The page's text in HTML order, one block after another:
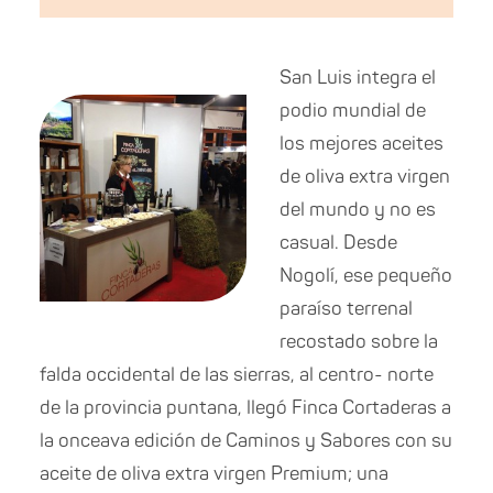
San Luis integra el
podio mundial de
los mejores aceites
de oliva extra virgen
del mundo y no es
casual. Desde
Nogolí, ese pequeño
paraíso terrenal
recostado sobre la
falda occidental de las sierras, al centro- norte
de la provincia puntana, llegó Finca Cortaderas a
la onceava edición de Caminos y Sabores con su
aceite de oliva extra virgen Premium; una